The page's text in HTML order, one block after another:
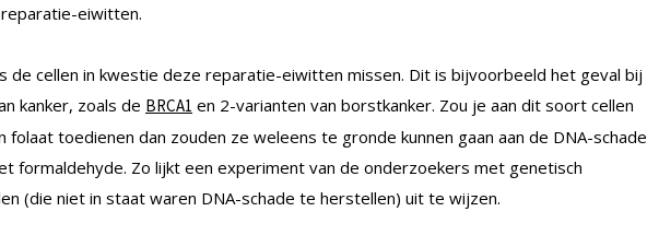
eiwitten.
de cellen in kwestie deze reparatie-eiwitten missen. Dit is bijvoorbeeld het geval bij
kanker, zoals de BRCA1 en 2-varianten van borstkanker. Zou je aan dit soort cellen
folaat toedienen dan zouden ze weleens te gronde kunnen gaan aan de DNA-schade
formaldehyde. Zo lijkt een experiment van de onderzoekers met genetisch
(die niet in staat waren DNA-schade te herstellen) uit te wijzen.